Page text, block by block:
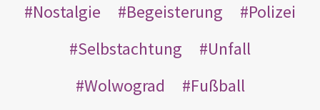
Nostalgie
Begeisterung
Polizei
Selbstachtung
Unfall
Wolwograd
Fußball